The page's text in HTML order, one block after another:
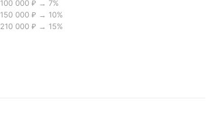
100 000 ₽ → 7%
150 000 ₽ → 10%
210 000 ₽ → 15%